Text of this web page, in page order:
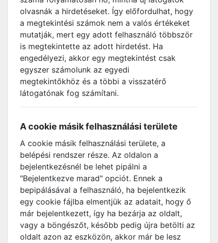
olvasnák a hirdetéseket. Így előfordulhat, hogy
a megtekintési számok nem a valós értékeket
mutatják, mert egy adott felhasználó többször
is megtekintette az adott hirdetést. Ha
engedélyezi, akkor egy megtekintést csak
egyszer számolunk az egyedi
megtekintőkhöz és a többi a visszatérő
látogatónak fog számítani.
A cookie másik felhasználási területe
A cookie másik felhasználási területe, a
belépési rendszer része. Az oldalon a
bejelentkezésnél be lehet pipálni a
"Bejelentkezve marad" opciót. Ennek a
bepipálásával a felhasználó, ha bejelentkezik
egy cookie fájlba elmentjük az adatait, hogy ő
már bejelentkezett, így ha bezárja az oldalt,
vagy a böngészőt, később pedig újra betölti az
oldalt azon az eszközön, akkor már be lesz